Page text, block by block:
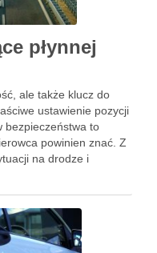
płynnej
ale także klucz do
ustawienie pozycji
bezpieczeństwa to
powinien znać. Z
na drodze i
zredukować ryzyko